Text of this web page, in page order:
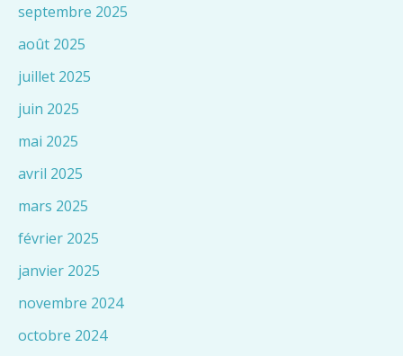
septembre 2025
août 2025
juillet 2025
juin 2025
mai 2025
avril 2025
mars 2025
février 2025
janvier 2025
novembre 2024
octobre 2024